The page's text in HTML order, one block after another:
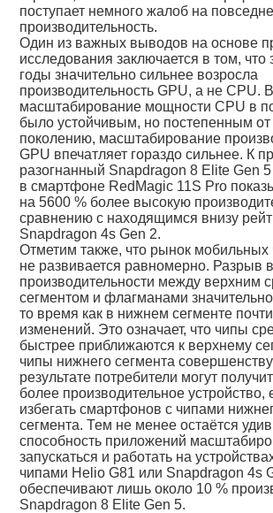
поступает немного жалоб на
производительность.
Один из важных выводов на основе
исследования заключается в том, что
годы значительно сильнее возросла
производительность GPU, а не CPU.
масштабирование мощности CPU в
было устойчивым, но постепенным от
поколению, масштабирование
GPU впечатляет гораздо сильнее. К
разогнанный Snapdragon 8 Elite Gen
в смартфоне RedMagic 11S Pro
на 5600 % более высокую
сравнению с находящимся внизу
Snapdragon 4s Gen 2.
Отметим также, что рынок
не развивается равномерно. Разрыв в
производительности между верхним
сегментом и флагманами
то время как в нижнем сегменте
изменений. Это означает, что чипы
быстрее приближаются к верхнему
чипы нижнего сегмента
результате потребители могут
более производительное устройство,
избегать смартфонов с чипами
сегмента. Тем не менее остаётся
способность приложений
запускаться и работать на
чипами Helio G81 или Snapdragon 4s
обеспечивают лишь около 10 %
Snapdragon 8 Elite Gen 5.